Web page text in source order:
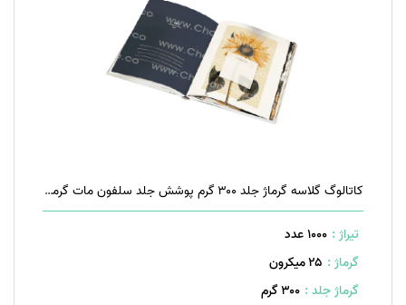
کاتالوگ گلاسه گرماژ جلد ۳۰۰ گرم پوشش جلد سلفون مات گرماژ داخل ۱۷۰ گرم ۱۶ صفحه منگنه تخت
تیراژ : 1000 عدد
گرماژ : ۲۵ میکرون
گرماژ جلد : ۳۰۰ گرم